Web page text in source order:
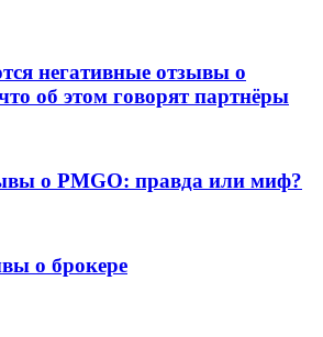
негативные отзывы о
об этом говорят партнёры
о PMGO: правда или миф?
о брокере